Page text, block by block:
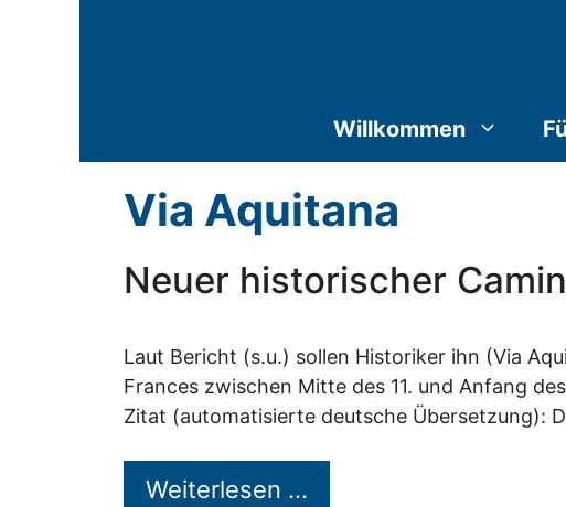
Willkommen
Via Aquitana
Neuer historischer
Laut Bericht (s.u.) sollen Historiker ihn (Via
Frances zwischen Mitte des 11. und Anfang
Zitat (automatisierte deutsche Übersetzung):
Weiterlesen …